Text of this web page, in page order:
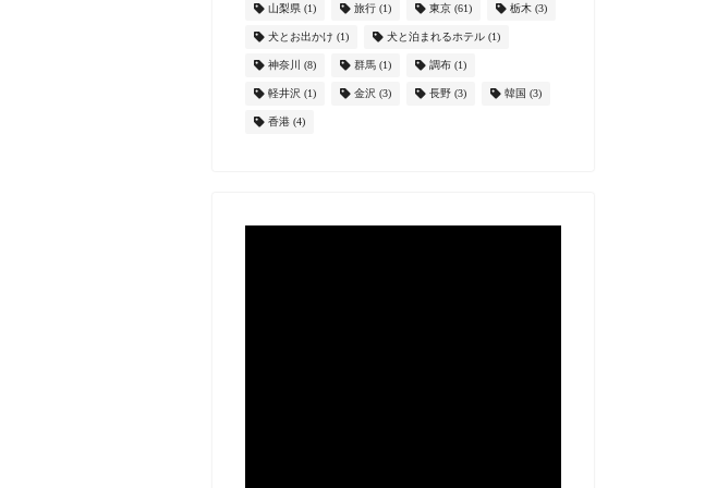
山梨県(1) 旅行(1) 東京(61) 栃木(3)
犬とお出かけ (1) 犬と泊まれるホテル(1)
神奈川 (8) 群馬(1) 調布(1)
軽井沢 (1) 金沢 (3) 長野(3) 韓国 (3)
香港(4)